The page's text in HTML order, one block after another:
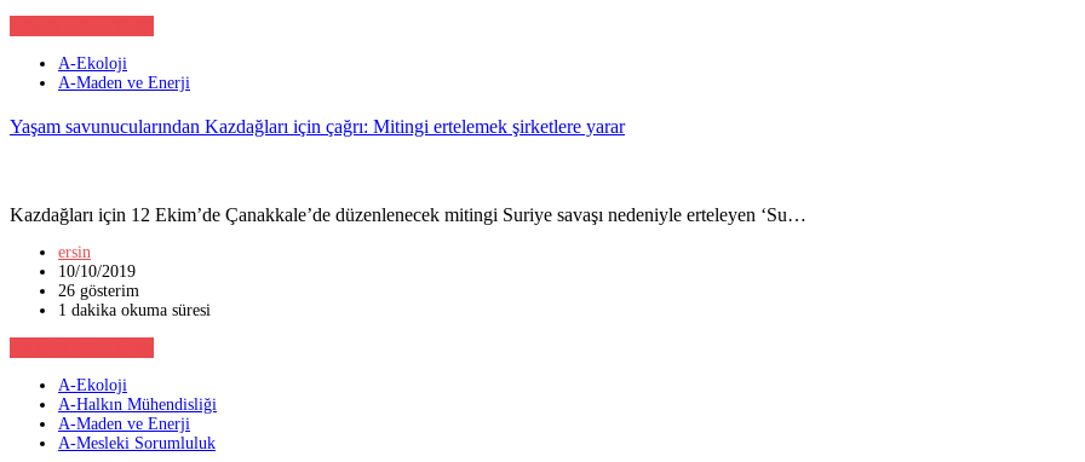
A-Ekoloji
A-Maden ve Enerji
Yaşam savunucularından Kazdağları için çağrı: Mitingi ertelemek şirketlere yarar
Kazdağları için 12 Ekim’de Çanakkale’de düzenlenecek mitingi Suriye savaşı nedeniyle erteleyen ‘Su…
ersin
10/10/2019
26 gösterim
1 dakika okuma süresi
A-Ekoloji
A-Halkın Mühendisliği
A-Maden ve Enerji
A-Mesleki Sorumluluk